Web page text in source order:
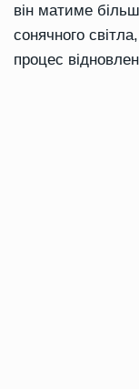
він матиме
сонячного
процес